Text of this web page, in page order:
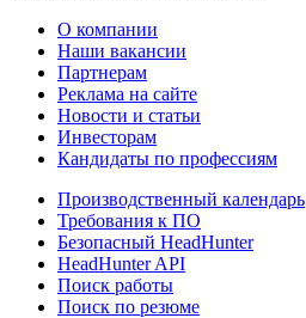
О компании
Наши вакансии
Партнерам
Реклама на сайте
Новости и статьи
Инвесторам
Кандидаты по профессиям
Производственный календарь
Требования к ПО
Безопасный HeadHunter
HeadHunter API
Поиск работы
Поиск по резюме